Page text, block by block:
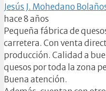
Jesús J. Mohedano
hace 8 años
Pequeña fábrica de
carretera. Con venta
producción. Calidad a
quesos por toda la zona
Buena atención.